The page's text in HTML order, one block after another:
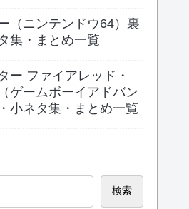
（ニンテンドウ64）裏
集・まとめ一覧
ー ファイアレッド・
ゲームボーイアドバン
小ネタ集・まとめ一覧
検索